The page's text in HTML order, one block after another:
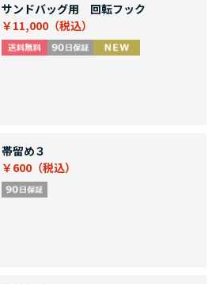
サンドバッグ用 回転フック
￥11,000
帯留め３
￥600